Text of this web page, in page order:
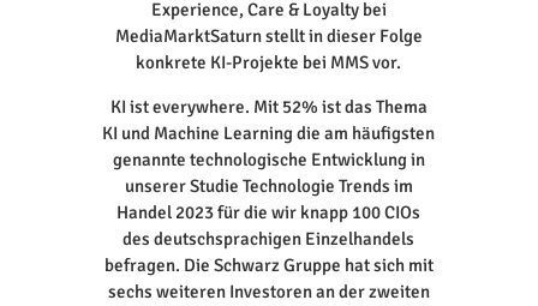
Experience, Care & Loyalty bei
MediaMarktSaturn stellt in dieser Folge
konkrete KI-Projekte bei MMS vor.
KI ist everywhere. Mit 52% ist das Thema
KI und Machine Learning die am häufigsten
genannte technologische Entwicklung in
unserer Studie Technologie Trends im
Handel 2023 für die wir knapp 100 CIOs
des deutschsprachigen Einzelhandels
befragen. Die Schwarz Gruppe hat sich mit
sechs weiteren Investoren an der zweiten